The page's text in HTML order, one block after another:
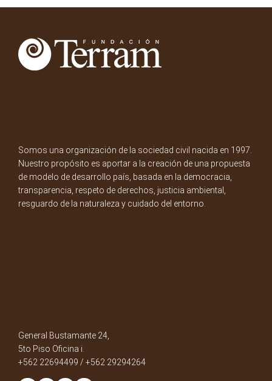
Somos una organización de la sociedad civil nacida en 1997.
Nuestro propósito es aportar a la creación de una propuesta
de modelo de desarrollo país, basada en la democracia,
transparencia, respeto de derechos, justicia ambiental,
resguardo de la naturaleza y cuidado del entorno.
General Bustamante 24,
5to Piso Oficina i.
+562 22694499 / +562 29294264